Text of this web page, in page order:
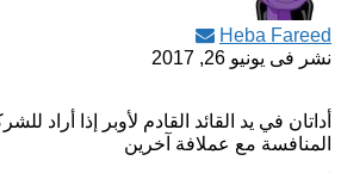
Heba Fareed
نشر فى يونيو 26, 2017
أداتان في يد القائد القادم لأوبر إذا أراد
المنافسة مع عملافة آخرين